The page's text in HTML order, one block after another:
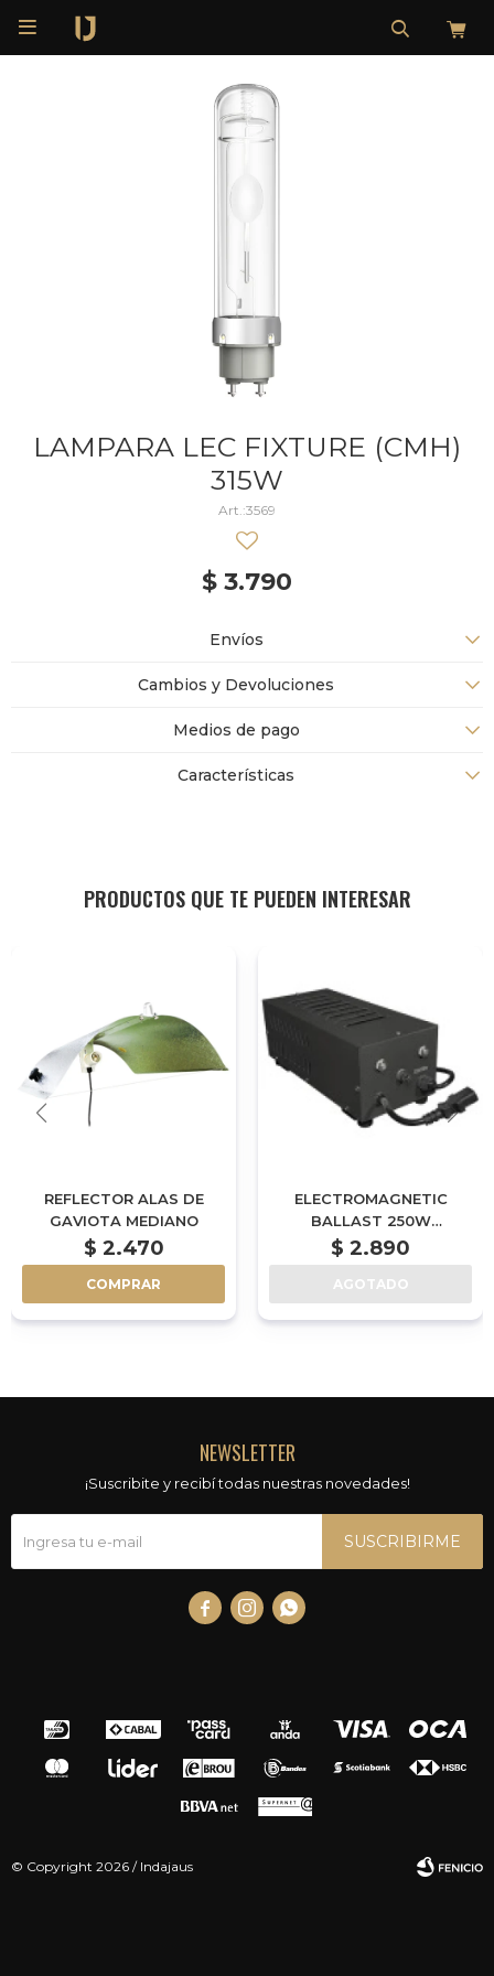

LAMPARA LEC FIXTURE (CMH)
315W
3569
$ 3.790
Envíos
Cambios y Devoluciones
Medios de pago
Características
PRODUCTOS QUE TE PUEDEN INTERESAR
REFLECTOR ALAS DE
GAVIOTA MEDIANO
$ 2.470
COMPRAR
ELECTROMAGNETIC
BALLAST 250W
BALASTRO
$ 2.890
AGOTADO
NEWSLETTER
¡Suscribite y recibí todas nuestras novedades!
SUSCRIBIRME
  
© Copyright 2026 / Indajaus